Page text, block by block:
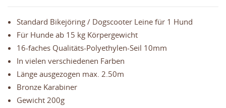
Standard Bikejöring / Dogscooter Leine für 1 Hund
Für Hunde ab 15 kg Körpergewicht
16-faches Qualitäts-Polyethylen-Seil 10mm
In vielen verschiedenen Farben
Länge ausgezogen max. 2.50m
Bronze Karabiner
Gewicht 200g